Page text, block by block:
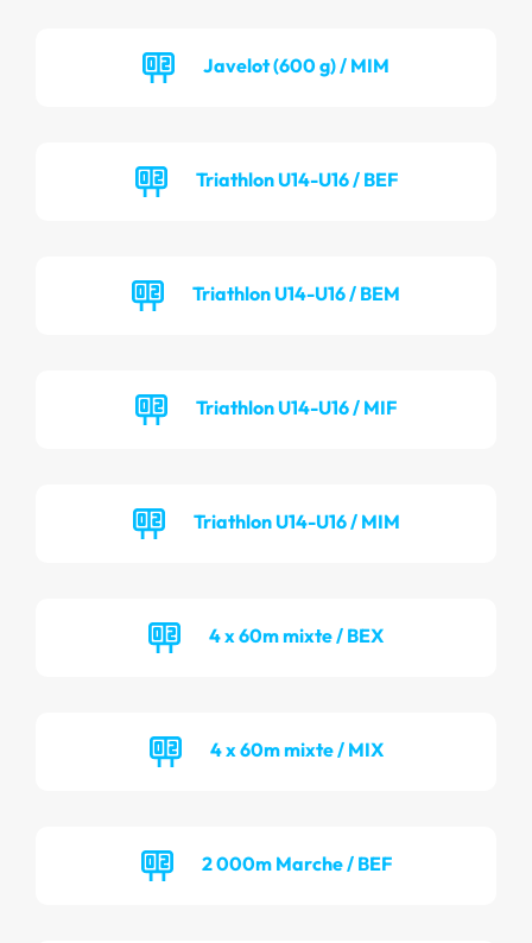
Javelot (600 g) / MIM
Triathlon U14-U16 / BEF
Triathlon U14-U16 / BEM
Triathlon U14-U16 / MIF
Triathlon U14-U16 / MIM
4 x 60m mixte / BEX
4 x 60m mixte / MIX
2 000m Marche / BEF